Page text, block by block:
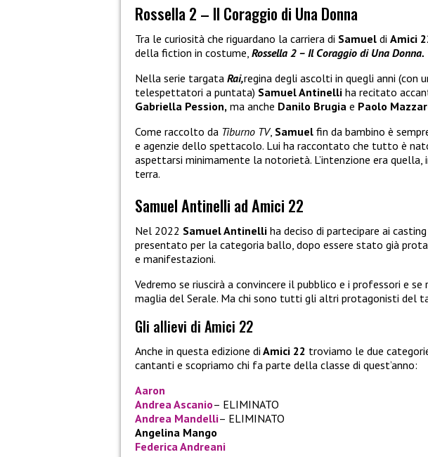
Rossella 2 – Il Coraggio di Una Donna
Tra le curiosità che riguardano la carriera di Samuel di Amici
della fiction in costume, Rossella 2 – Il Coraggio di Una Donna.
Nella serie targata Rai,regina degli ascolti in quegli anni (con
telespettatori a puntata) Samuel Antinelli ha recitato
Gabriella Pession, ma anche Danilo Brugia e Paolo
Come raccolto da Tiburno TV, Samuel fin da bambino è
e agenzie dello spettacolo. Lui ha raccontato che tutto è
aspettarsi minimamente la notorietà. L’intenzione era
terra.
Samuel Antinelli ad Amici 22
Nel 2022 Samuel Antinelli ha deciso di partecipare ai casting
presentato per la categoria ballo, dopo essere stato già
e manifestazioni.
Vedremo se riuscirà a convincere il pubblico e i professori e
maglia del Serale. Ma chi sono tutti gli altri protagonisti del
Gli allievi di Amici 22
Anche in questa edizione di Amici 22 troviamo le due
cantanti e scopriamo chi fa parte della classe di quest’anno:
Aaron
Andrea Ascanio– ELIMINATO
Andrea Mandelli– ELIMINATO
Angelina Mango
Federica Andreani